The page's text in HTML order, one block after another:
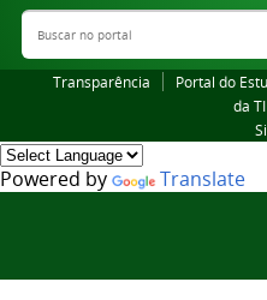
Buscar no portal
Transparência Portal do
da TI
Powered by Translate